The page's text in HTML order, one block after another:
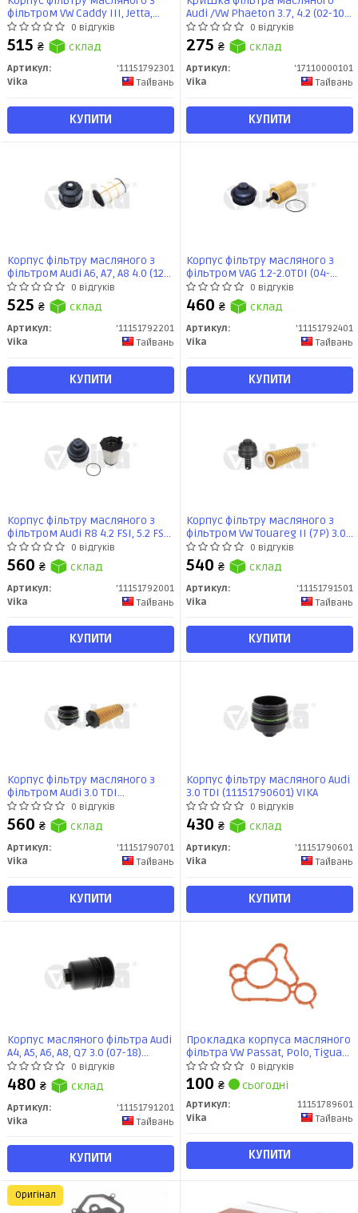
фільтром VW Caddy III, Jetta,
Crafter, Tiguan, Golf VI, T6 2.0 TDI
(07-18) (11151792301) VIKA
0 відгуків
515 ₴ склад
Артикул:
'11151792301
Vika
Тайвань
КУПИТИ
Audi /VW Phaeton 3.7, 4.2 (02-10)
(17110000101) VIKA
0 відгуків
275 ₴ склад
Артикул:
'17110000101
Vika
Тайвань
КУПИТИ
Корпус фільтру масляного з
фільтром Audi A6, A7, A8 4.0 (12-
18) (11151792201) VIKA
0 відгуків
525 ₴ склад
Артикул:
'11151792201
Vika
Тайвань
КУПИТИ
Корпус фільтру масляного з
фільтром VAG 1.2-2.0TDI (04-
14)/Mitsubishi Outlander II XL,
Lancer 2.0 D (07-) (11151792401)
VIKA
0 відгуків
460 ₴ склад
Артикул:
'11151792401
Vika
Тайвань
КУПИТИ
Корпус фільтру масляного з
фільтром Audi R8 4.2 FSI, 5.2 FSI
(07-15)/VW Touareg II (7P) 4.2 V8
FSI (10-18) (11151792001) VIKA
0 відгуків
560 ₴ склад
Артикул:
'11151792001
Vika
Тайвань
КУПИТИ
Корпус фільтру масляного з
фільтром VW Touareg II (7P) 3.0
V6 TSI (10-18)/Porsche
Panamera (970) 3.0 S E-Hybrid
(11-13)/Audi (04-18)
(11151791501) VIKA
0 відгуків
540 ₴ склад
Артикул:
'11151791501
Vika
Тайвань
КУПИТИ
Корпус фільтру масляного з
фільтром Audi 3.0 TDI
(11151790701) VIKA
0 відгуків
560 ₴ склад
Артикул:
'11151790701
Vika
Тайвань
КУПИТИ
Корпус фільтру масляного Audi
3.0 TDI (11151790601) VIKA
0 відгуків
430 ₴ склад
Артикул:
'11151790601
Vika
Тайвань
КУПИТИ
Корпус масляного фільтра Audi
A4, A5, A6, A8, Q7 3.0 (07-18)
(11151791201) VIKA
0 відгуків
480 ₴ склад
Артикул:
'11151791201
Vika
Тайвань
КУПИТИ
Прокладка корпуса масляного
фільтра VW Passat, Polo, Tiguan,
Golf/Audi A3-A6/Skoda Octavia,
Superb 1.8, 2.0 (15-)
(11151789601) VIKA
0 відгуків
100 ₴ сьогодні
Артикул:
11151789601
Vika
Тайвань
КУПИТИ
Оригінал